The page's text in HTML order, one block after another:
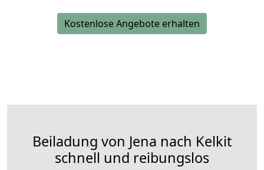
Kostenlose Angebote erhalten
Beiladung von Jena nach Kelkit
schnell und reibungslos